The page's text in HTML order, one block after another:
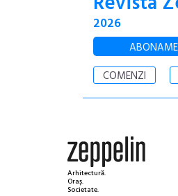
2026
COMENZI
Arhitectură.
Oraș.
Societate.